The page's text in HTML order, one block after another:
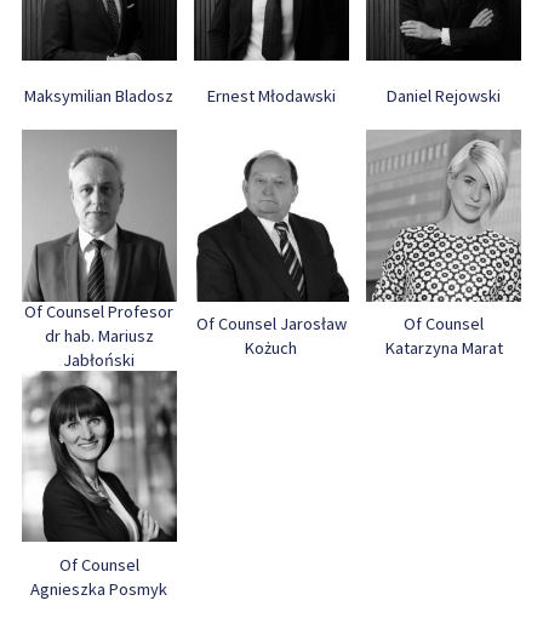
Maksymilian Bladosz Ernest Młodawski Daniel Rejowski
Of Counsel Profesor
dr hab. Mariusz
Jabłoński
Of Counsel Jarosław
Kożuch
Of Counsel
Katarzyna Marat
Of Counsel
Agnieszka Posmyk